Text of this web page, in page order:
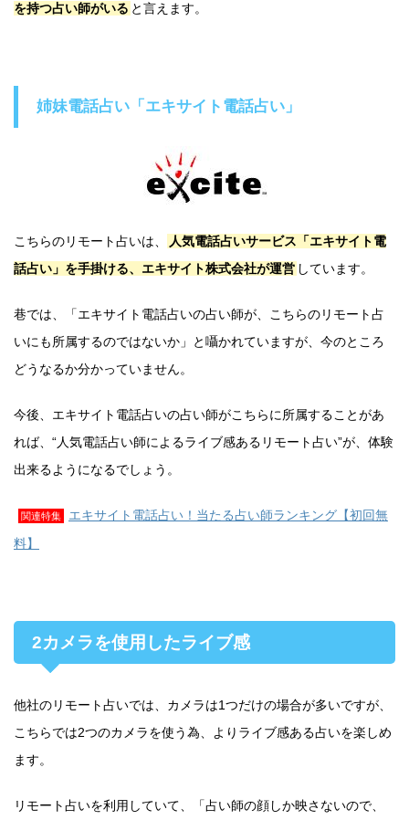
を持つ占い師がいる と言えます。
姉妹電話占い「エキサイト電話占い」
こちらのリモート占いは、
人気電話占いサービス「エキサイト電
話占い」を手掛ける、エキサイト株式会社が運営 しています。
巷では、「エキサイト電話占いの占い師が、こちらのリモート占
いにも所属するのではないか」と囁かれていますが、今のところ
どうなるか分かっていません。
今後、エキサイト電話占いの占い師がこちらに所属することがあ
れば、“人気電話占い師によるライブ感あるリモート占い”が、体験
出来るようになるでしょう。
関連特集
エキサイト電話占い！当たる占い師ランキング【初回無
料】
2カメラを使用したライブ感
他社のリモート占いでは、カメラは1つだけの場合が多いですが、
こちらでは2つのカメラを使う為、よりライブ感ある占いを楽しめ
ます。
リモート占いを利用していて、「占い師の顔しか映さないので、